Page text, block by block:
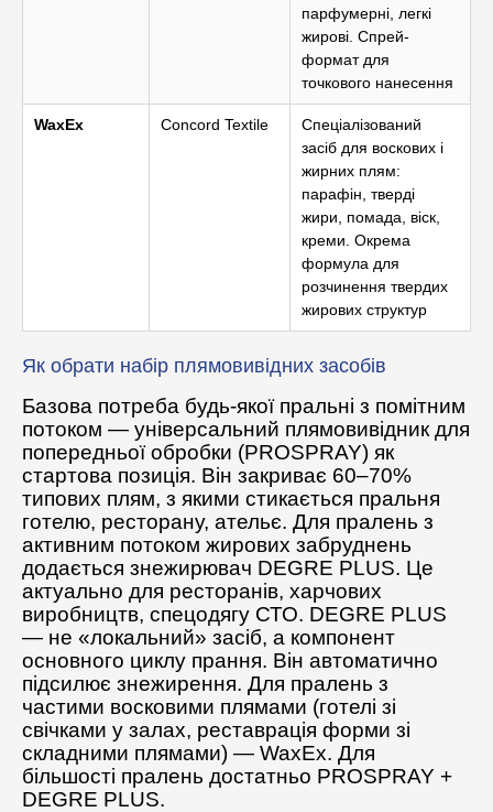
парфумерні, легкі
жирові. Спрей-
формат для
точкового нанесення
WaxEx Concord Textile
Спеціалізований
засіб для воскових і
жирних плям:
парафін, тверді
жири, помада, віск,
креми. Окрема
формула для
розчинення твердих
жирових структур
Як обрати набір плямовивідних засобів
Базова потреба будь-якої пральні з помітним
потоком — універсальний плямовивідник для
попередньої обробки (PROSPRAY) як
стартова позиція. Він закриває 60–70%
типових плям, з якими стикається пральня
готелю, ресторану, ательє. Для пралень з
активним потоком жирових забруднень
додається знежирювач DEGRE PLUS. Це
актуально для ресторанів, харчових
виробництв, спецодягу СТО. DEGRE PLUS
— не «локальний» засіб, а компонент
основного циклу прання. Він автоматично
підсилює знежирення. Для пралень з
частими восковими плямами (готелі зі
свічками у залах, реставрація форми зі
складними плямами) — WaxEx. Для
більшості пралень достатньо PROSPRAY +
DEGRE PLUS.